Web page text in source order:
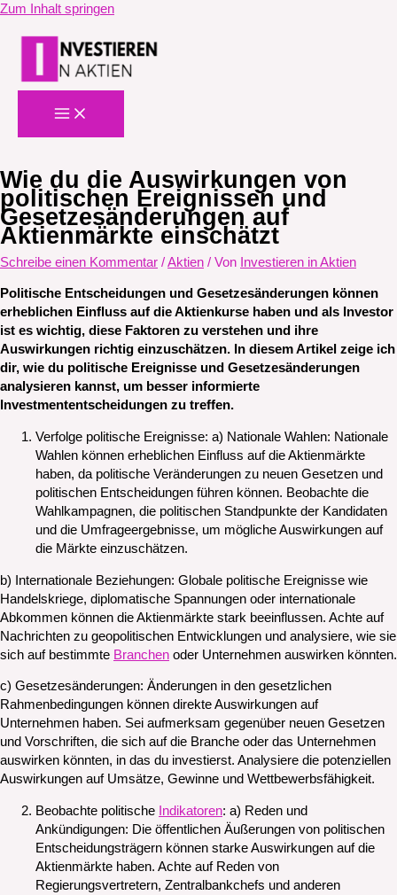
Zum Inhalt springen
Wie du die Auswirkungen von
politischen Ereignissen und
Gesetzesänderungen auf
Aktienmärkte einschätzt
Schreibe einen Kommentar /Aktien / Von Investieren in Aktien
Politische Entscheidungen und Gesetzesänderungen können
erheblichen Einfluss auf die Aktienkurse haben und als Investor
ist es wichtig, diese Faktoren zu verstehen und ihre
Auswirkungen richtig einzuschätzen. In diesem Artikel zeige ich
dir, wie du politische Ereignisse und Gesetzesänderungen
analysieren kannst, um besser informierte
Investmententscheidungen zu treffen.
Verfolge politische Ereignisse: a) Nationale Wahlen: Nationale
Wahlen können erheblichen Einfluss auf die Aktienmärkte
haben, da politische Veränderungen zu neuen Gesetzen und
politischen Entscheidungen führen können. Beobachte die
Wahlkampagnen, die politischen Standpunkte der Kandidaten
und die Umfrageergebnisse, um mögliche Auswirkungen auf
die Märkte einzuschätzen.
b) Internationale Beziehungen: Globale politische Ereignisse wie
Handelskriege, diplomatische Spannungen oder internationale
Abkommen können die Aktienmärkte stark beeinflussen. Achte auf
Nachrichten zu geopolitischen Entwicklungen und analysiere, wie sie
sich auf bestimmte Branchen oder Unternehmen auswirken könnten.
c) Gesetzesänderungen: Änderungen in den gesetzlichen
Rahmenbedingungen können direkte Auswirkungen auf
Unternehmen haben. Sei aufmerksam gegenüber neuen Gesetzen
und Vorschriften, die sich auf die Branche oder das Unternehmen
auswirken könnten, in das du investierst. Analysiere die potenziellen
Auswirkungen auf Umsätze, Gewinne und Wettbewerbsfähigkeit.
Beobachte politische Indikatoren: a) Reden und
Ankündigungen: Die öffentlichen Äußerungen von politischen
Entscheidungsträgern können starke Auswirkungen auf die
Aktienmärkte haben. Achte auf Reden von
Regierungsvertretern, Zentralbankchefs und anderen